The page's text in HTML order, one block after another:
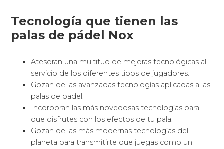
Tecnología que tienen las
palas de pádel Nox
Atesoran una multitud de mejoras tecnológicas al
servicio de los diferentes tipos de jugadores.
Gozan de las avanzadas tecnologías aplicadas a las
palas de padel.
Incorporan las más novedosas tecnologías para
que disfrutes con los efectos de tu pala.
Gozan de las más modernas tecnologías del
planeta para transmitirte que juegas como un